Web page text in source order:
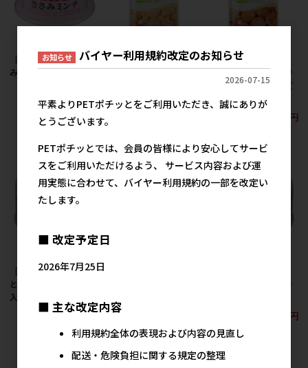
［デビフペット］ささ
みミンチ 65g
［デビフペット］プリ
モデビィ グレインフリ
参考上代 224円
［デビフペット］プリ
モデビィ グレインフリ
ーチップス ササミ＆ビ
ーフ 30g
224円
［デビフペット］とろ
とろまぐろ まぐろ 六穀
入り 60g
参考上代
209円
とろまぐろ まぐろとさ
209円
お知らせ バイヤー利用規約改定のお知らせ
2026-07-15
平素よりPETポチッとをご利用いただき、誠にありが
とうございます。
PETポチッとでは、会員の皆様により安心してサービ
スをご利用いただけるよう、 サービス内容および運
用実態に合わせて、バイヤー利用規約の一部を改定い
たします。
■ 改定予定日
2026年7月25日
■ 主な改定内容
利用規約全体の表現および内容の見直し
配送・危険負担に関する規定の整理